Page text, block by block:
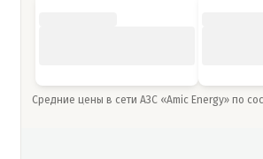
Средние цены в сети АЗС «Amic Energy» по